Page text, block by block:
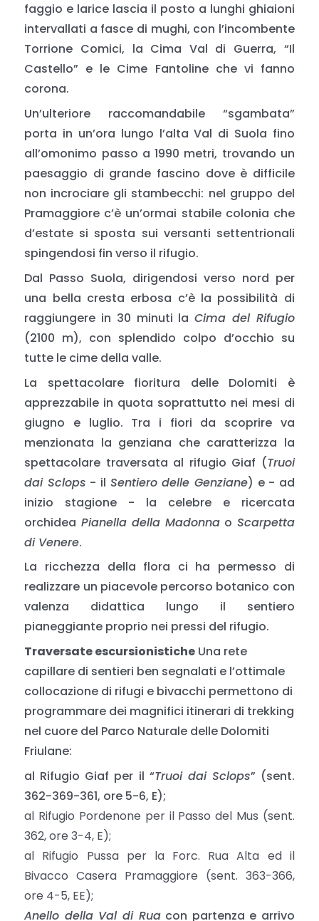
faggio e larice lascia il posto a lunghi ghiaioni
intervallati a fasce di mughi, con l’incombente
Torrione Comici, la Cima Val di Guerra, “Il
Castello” e le Cime Fantoline che vi fanno
corona.
Un’ulteriore raccomandabile “sgambata”
porta in un’ora lungo l’alta Val di Suola fino
all’omonimo passo a 1990 metri, trovando un
paesaggio di grande fascino dove è difficile
non incrociare gli stambecchi: nel gruppo del
Pramaggiore c’è un’ormai stabile colonia che
d’estate si sposta sui versanti settentrionali
spingendosi fin verso il rifugio.
Dal Passo Suola, dirigendosi verso nord per
una bella cresta erbosa c’è la possibilità di
raggiungere in 30 minuti laCima del Rifugio
(2100 m), con splendido colpo d’occhio su
tutte le cime della valle.
La spettacolare fioritura delle Dolomiti è
apprezzabile in quota soprattutto nei mesi di
giugno e luglio. Tra i fiori da scoprire va
menzionata la genziana che caratterizza la
spettacolare traversata al rifugio Giaf (Truoi
dai Sclops - il Sentiero delle Genziane) e - ad
inizio stagione - la celebre e ricercata
orchidea Pianella della Madonna o Scarpetta
di Venere.
La ricchezza della flora ci ha permesso di
realizzare un piacevole percorso botanico con
valenza didattica lungo il sentiero
pianeggiante proprio nei pressi del rifugio.
Traversate escursionistiche Una rete
capillare di sentieri ben segnalati e l’ottimale
collocazione di rifugi e bivacchi permettono di
programmare dei magnifici itinerari di trekking
nel cuore del Parco Naturale delle Dolomiti
Friulane:
al Rifugio Giaf per il “Truoi dai Sclops” (sent.
362-369-361, ore 5-6, E);
al Rifugio Pordenone per il Passo del Mus (sent.
362, ore 3-4, E);
al Rifugio Pussa per la Forc. Rua Alta ed il
Bivacco Casera Pramaggiore (sent. 363-366,
ore 4-5, EE);
Anello della Val di Ruacon partenza e arrivo